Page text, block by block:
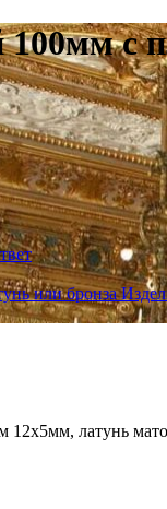
с
или бронза
латунь